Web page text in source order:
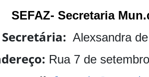
SEFAZ- Secretaria
Secretária: Alexsandra
Rua 7 de